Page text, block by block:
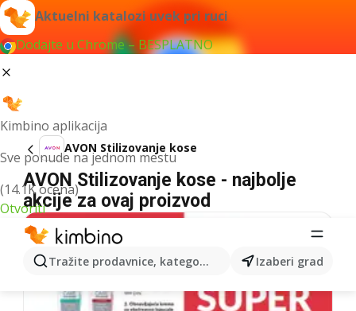
Aktuelni katalozi uvek pri ruci
Dodajte u Chrome – BESPLATNO
Kimbino aplikacija
Sve ponude na jednom mestu
(14.1K ocena)
Otvoriti
Tražite prodavnice, kategorije, proizvode...Izaberi grad
AVON Stilizovanje kose
AVON Stilizovanje kose - najbolje
akcije za ovaj proizvod